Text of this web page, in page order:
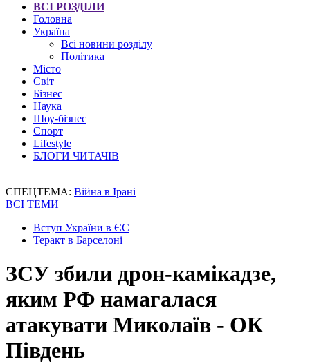
ВСІ РОЗДІЛИ
Головна
Україна
Всі новини розділу
Політика
Місто
Світ
Бізнес
Наука
Шоу-бізнес
Спорт
Lifestyle
БЛОГИ ЧИТАЧІВ
СПЕЦТЕМА: Війна в Ірані
ВСІ ТЕМИ
Вступ України в ЄС
Теракт в Барселоні
ЗСУ збили дрон-камікадзе,
яким РФ намагалася
атакувати Миколаїв - ОК
Південь